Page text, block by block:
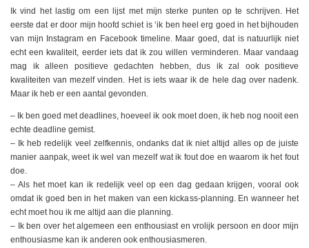
Ik vind het lastig om een lijst met mijn sterke punten op te schrijven. Het
eerste dat er door mijn hoofd schiet is ‘ik ben heel erg goed in het bijhouden
van mijn Instagram en Facebook timeline. Maar goed, dat is natuurlijk niet
echt een kwaliteit, eerder iets dat ik zou willen verminderen. Maar vandaag
mag ik alleen positieve gedachten hebben, dus ik zal ook positieve
kwaliteiten van mezelf vinden. Het is iets waar ik de hele dag over nadenk.
Maar ik heb er een aantal gevonden.
– Ik ben goed met deadlines, hoeveel ik ook moet doen, ik heb nog nooit een
echte deadline gemist.
– Ik heb redelijk veel zelfkennis, ondanks dat ik niet altijd alles op de juiste
manier aanpak, weet ik wel van mezelf wat ik fout doe en waarom ik het fout
doe.
– Als het moet kan ik redelijk veel op een dag gedaan krijgen, vooral ook
omdat ik goed ben in het maken van een kickass-planning. En wanneer het
echt moet hou ik me altijd aan die planning.
– Ik ben over het algemeen een enthousiast en vrolijk persoon en door mijn
enthousiasme kan ik anderen ook enthousiasmeren.